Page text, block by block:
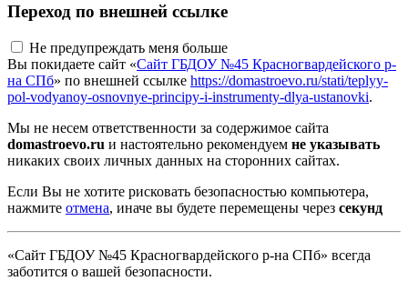
Переход по внешней ссылке
Не предупреждать меня больше
Вы покидаете сайт «Сайт ГБДОУ №45 Красногвардейского р-
на СПб» по внешней ссылке https://domastroevo.ru/stati/teplyy-
pol-vodyanoy-osnovnye-principy-i-instrumenty-dlya-ustanovki.
Мы не несем ответственности за содержимое сайта
domastroevo.ru и настоятельно рекомендуем не указывать
никаких своих личных данных на сторонних сайтах.
Если Вы не хотите рисковать безопасностью компьютера,
нажмите отмена, иначе вы будете перемещены через секунд
«Сайт ГБДОУ №45 Красногвардейского р-на СПб» всегда
заботится о вашей безопасности.